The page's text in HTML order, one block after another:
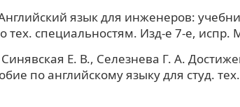
язык для инженеров:
тех. специальностям. Изд-е 7-е,
Е. В., Селезнева Г. А.
по английскому языку для студ.